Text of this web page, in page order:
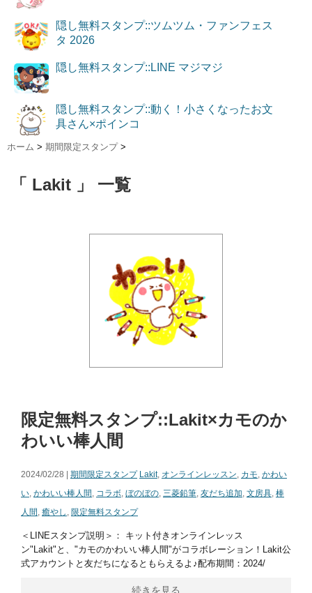
隠し無料スタンプ::ツムツム・ファンフェス
タ 2026
隠し無料スタンプ::LINE マジマジ
隠し無料スタンプ::動く！小さくなったお文
具さん×ポインコ
ホーム > 期間限定スタンプ >
「 Lakit 」 一覧
限定無料スタンプ::Lakit×カモのか
わいい棒人間
2024/02/28 | 期間限定スタンプ Lakit, オンラインレッスン, カモ, かわい
い, かわいい棒人間, コラボ, ぼのぼの, 三菱鉛筆, 友だち追加, 文房具, 棒
人間, 癒やし , 限定無料スタンプ
＜LINEスタンプ説明＞： キット付きオンラインレッス
ン"Lakit"と、"カモのかわいい棒人間"がコラボレーション！Lakit公
式アカウントと友だちになるともらえるよ♪配布期間：2024/
続きを見る